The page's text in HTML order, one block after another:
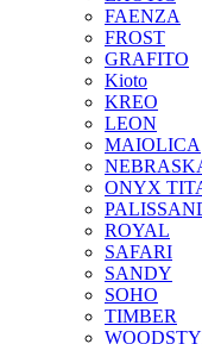
FAENZA
FROST
GRAFITO
Kioto
KREO
LEON
MAIOLICA
ONYX
ROYAL
SAFARI
SANDY
SOHO
TIMBER